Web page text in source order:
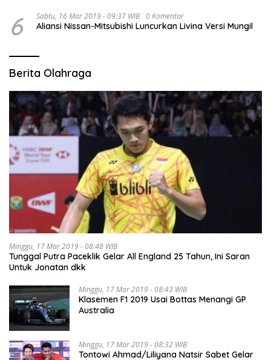
6 Sabtu, 16 Mar 2019 - 09:37 WIB 0 Komentar
Aliansi Nissan-Mitsubishi Luncurkan Livina Versi Mungil
Berita Olahraga
Minggu, 17 Mar 2019 - 08:48 WIB
Tunggal Putra Paceklik Gelar All England 25 Tahun, Ini Saran
Untuk Jonatan dkk
Minggu, 17 Mar 2019 - 08:43 WIB
Klasemen F1 2019 Usai Bottas Menangi GP
Australia
Minggu, 17 Mar 2019 - 08:32 WIB
Tontowi Ahmad/Liliyana Natsir Sabet Gelar